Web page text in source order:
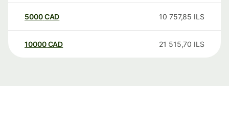
5000CAD 10 757,85 ILS
10000 CAD 21 515,70 ILS